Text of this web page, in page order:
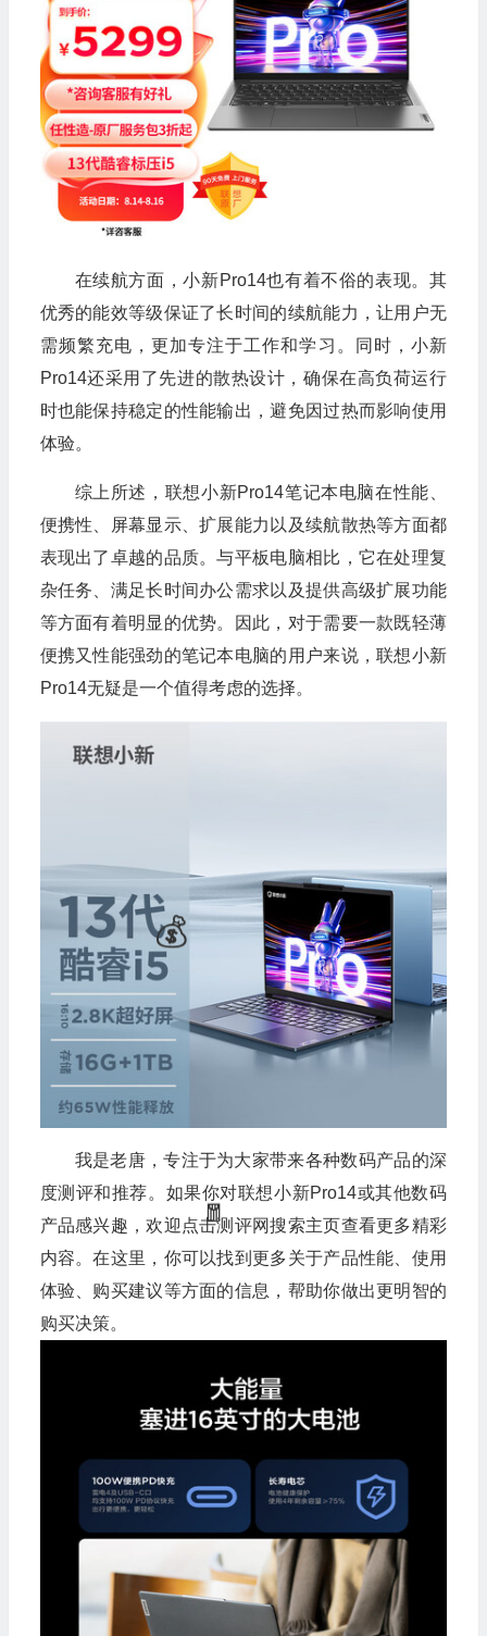
在续航方面，小新Pro14也有着不俗的表现。其
优秀的能效等级保证了长时间的续航能力，让用户无
需频繁充电，更加专注于工作和学习。同时，小新
Pro14还采用了先进的散热设计，确保在高负荷运行
时也能保持稳定的性能输出，避免因过热而影响使用
体验。
综上所述，联想小新Pro14笔记本电脑在性能、
便携性、屏幕显示、扩展能力以及续航散热等方面都
表现出了卓越的品质。与平板电脑相比，它在处理复
杂任务、满足长时间办公需求以及提供高级扩展功能
等方面有着明显的优势。因此，对于需要一款既轻薄
便携又性能强劲的笔记本电脑的用户来说，联想小新
Pro14无疑是一个值得考虑的选择。
我是老唐，专注于为大家带来各种数码产品的深
度测评和推荐。如果你对联想小新Pro14或其他数码
产品感兴趣，欢迎点击测评网搜索主页查看更多精彩
内容。在这里，你可以找到更多关于产品性能、使用
体验、购买建议等方面的信息，帮助你做出更明智的
购买决策。